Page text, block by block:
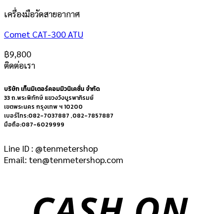
เครื่องมือวัดสายอากาศ
Comet CAT-300 ATU
฿9,800
ติดต่อเรา
บริษัท เท็นมิเตอร์คอมมิวนิเคชั่น จำกัด
33 ถ.พระพิทักษ์ แขวงวังบูรพาภิรมย์
เขตพระนคร กรุงเทพ ฯ 10200
เบอร์โทร:082-7037887 ,082-7857887
มือถือ:087-6029999
Line ID : @tenmetershop
Email: ten@tenmetershop.com